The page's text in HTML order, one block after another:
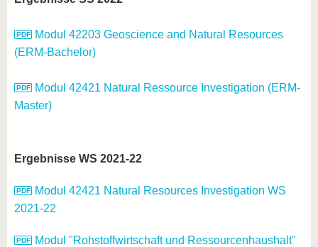
Modul 42203 Geoscience and Natural Resources
(ERM-Bachelor)
Modul 42421 Natural Ressource Investigation (ERM-
Master)
Ergebnisse WS 2021-22
Modul 42421 Natural Resources Investigation WS
2021-22
Modul "Rohstoffwirtschaft und Ressourcenhaushalt"